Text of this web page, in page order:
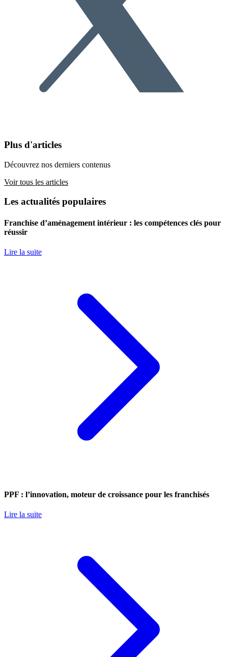
Plus d'articles
Découvrez nos derniers contenus
Voir tous les articles
Les actualités populaires
Franchise d’aménagement intérieur : les compétences clés pour
réussir
Lire la suite
PPF : l’innovation, moteur de croissance pour les franchisés
Lire la suite